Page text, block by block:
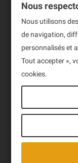
Produits
Notre société
Newsletter
J'ai lu et
Nous
Nous utilisons
de navigation,
personnalisés et
Tout accepter »,
cookies.